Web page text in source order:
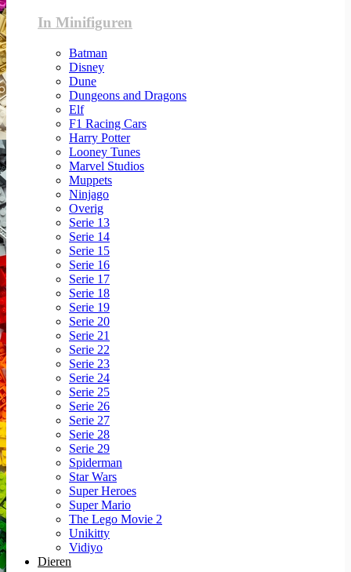
In Minifiguren
Batman
Disney
Dune
Dungeons and Dragons
Elf
F1 Racing Cars
Harry Potter
Looney Tunes
Marvel Studios
Muppets
Ninjago
Overig
Serie 13
Serie 14
Serie 15
Serie 16
Serie 17
Serie 18
Serie 19
Serie 20
Serie 21
Serie 22
Serie 23
Serie 24
Serie 25
Serie 26
Serie 27
Serie 28
Serie 29
Spiderman
Star Wars
Super Heroes
Super Mario
The Lego Movie 2
Unikitty
Vidiyo
Dieren